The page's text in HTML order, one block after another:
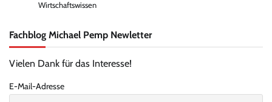
Wirtschaftswissen
Fachblog Michael Pemp Newletter
Vielen Dank für das Interesse!
E-Mail-Adresse